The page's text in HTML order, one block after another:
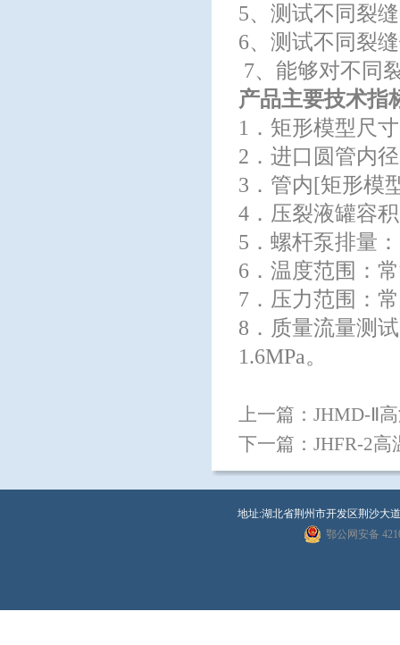
5、测试不同裂
6、测试不同裂
7、能够对不同
产品主要技术指
1．矩形模型尺
2．进口圆管内
3．管内[矩形模
4．压裂液罐容
5．螺杆泵排量
6．温度范围：
7．压力范围：
8．质量流量测
1.6MPa。
上一篇： JHMD-Ⅱ
下一篇： JHFR-2高
地址:湖北省荆州市开发区荆沙大
鄂公网安备